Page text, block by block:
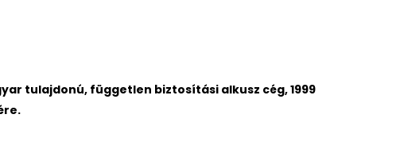
tulajdonú, független biztosítási alkusz cég, 1999